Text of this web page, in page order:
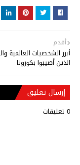
أقدم
أبرز الشخصيات العالمية
الذين أصيبوا بكورونا
إرسال تعليق
0 تعليقات